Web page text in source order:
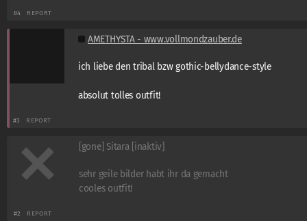
#4 REPORT
AMETHYSTA - www.vollmondzauber.de
ich liebe den tribal bzw gothic-bellydance-style
absolut tolles outfit!
#3 REPORT
[gone] Sitara [inaktiv]
sehr geile bilder habt ihr da gemacht
cooles outfit!
#2 REPORT